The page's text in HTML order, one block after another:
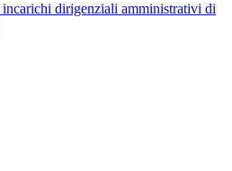
dirigenziali amministrativi di